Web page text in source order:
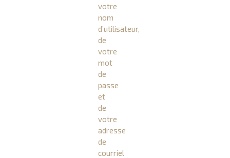
votre
nom
d’utilisateur,
de
votre
mot
de
passe
et
de
votre
adresse
de
courriel